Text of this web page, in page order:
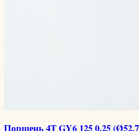
Поршень 4T GY6 125 0,25